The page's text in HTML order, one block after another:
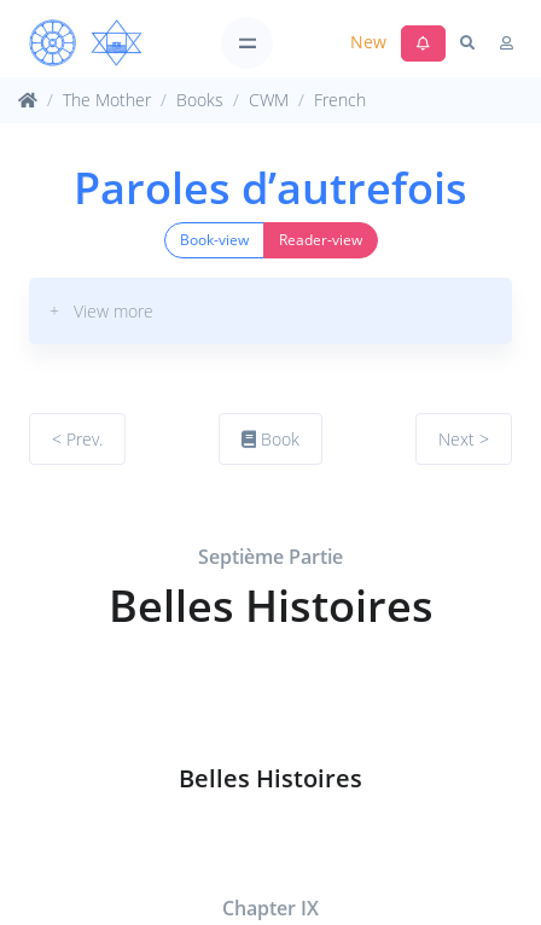
New
The Mother Books CWM French
Paroles d’autrefois
Book-view Reader-view
+ View more
< Prev. Book Next >
Septième Partie
Belles Histoires
Belles Histoires
Chapter IX